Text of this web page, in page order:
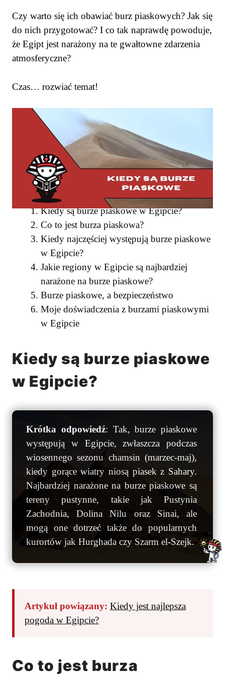
Czy warto się ich obawiać burz piaskowych? Jak się
do nich przygotować? I co tak naprawdę powoduje,
że Egipt jest narażony na te gwałtowne zdarzenia
atmosferyczne?
Czas… rozwiać temat!
SPIS TREŚCI
Kiedy są burze piaskowe w Egipcie?
Co to jest burza piaskowa?
Kiedy najczęściej występują burze piaskowe
w Egipcie?
Jakie regiony w Egipcie są najbardziej
narażone na burze piaskowe?
Burze piaskowe, a bezpieczeństwo
Moje doświadczenia z burzami piaskowymi
w Egipcie
Kiedy są burze piaskowe
w Egipcie?
Krótka odpowiedź: Tak, burze piaskowe
występują w Egipcie, zwłaszcza podczas
wiosennego sezonu chamsin (marzec-maj),
kiedy gorące wiatry niosą piasek z Sahary.
Najbardziej narażone na burze piaskowe są
tereny pustynne, takie jak Pustynia
Zachodnia, Dolina Nilu oraz Sinai, ale
mogą one dotrzeć także do popularnych
kurortów jak Hurghada czy Szarm el-Szejk.
Artykuł powiązany: Kiedy jest najlepsza
pogoda w Egipcie?
Co to jest burza